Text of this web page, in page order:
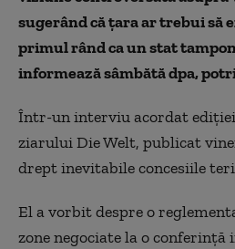
sugerând că ţara ar trebui să
primul rând ca un stat
informează sâmbătă dpa,
Într-un interviu acordat
ziarului Die Welt, publicat
drept inevitabile concesiile
El a vorbit despre o
zone negociate la o conferinţă